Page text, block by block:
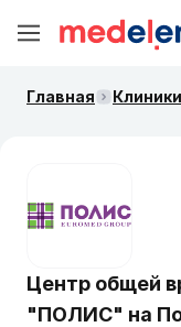
Главная Клиники
Центр общей
"ПОЛИС" на